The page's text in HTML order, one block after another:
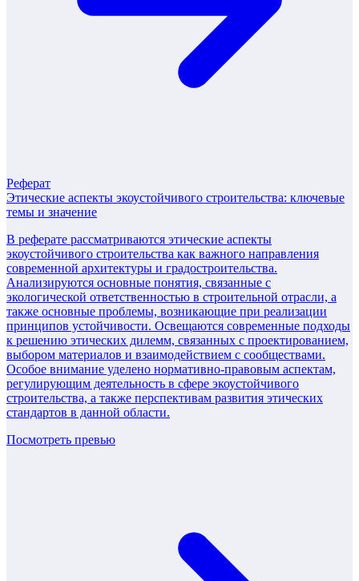
Реферат
Этические аспекты экоустойчивого строительства: ключевые
темы и значение
В реферате рассматриваются этические аспекты
экоустойчивого строительства как важного направления
современной архитектуры и градостроительства.
Анализируются основные понятия, связанные с
экологической ответственностью в строительной отрасли, а
также основные проблемы, возникающие при реализации
принципов устойчивости. Освещаются современные подходы
к решению этических дилемм, связанных с проектированием,
выбором материалов и взаимодействием с сообществами.
Особое внимание уделено нормативно-правовым аспектам,
регулирующим деятельность в сфере экоустойчивого
строительства, а также перспективам развития этических
стандартов в данной области.
Посмотреть превью